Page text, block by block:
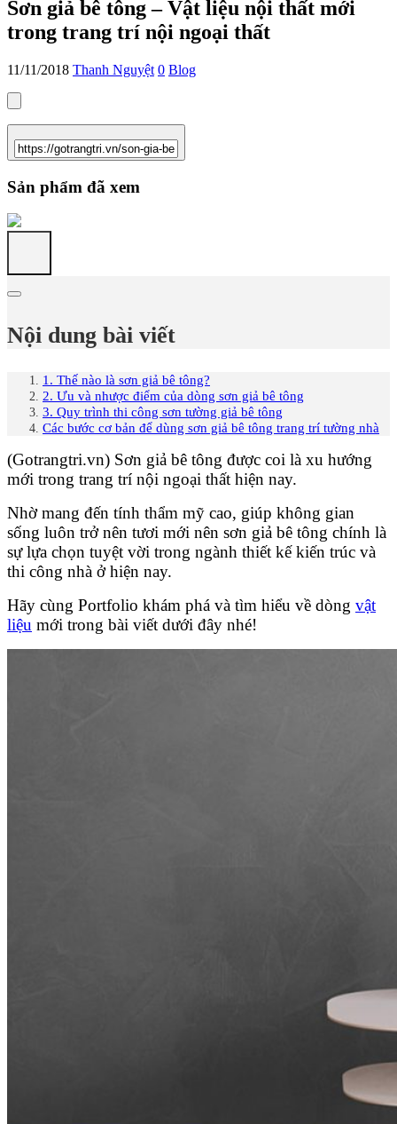
Sơn giả bê tông – Vật liệu nội thất mới
trong trang trí nội ngoại thất
11/11/2018 Thanh Nguyệt 0 Blog
Sản phẩm đã xem
Nội dung bài viết
1. Thế nào là sơn giả bê tông?
2. Ưu và nhược điểm của dòng sơn giả bê tông
3. Quy trình thi công sơn tường giả bê tông
Các bước cơ bản để dùng sơn giả bê tông trang trí tường nhà
(Gotrangtri.vn) Sơn giả bê tông được coi là xu hướng
mới trong trang trí nội ngoại thất hiện nay.
Nhờ mang đến tính thẩm mỹ cao, giúp không gian
sống luôn trở nên tươi mới nên sơn giả bê tông chính là
sự lựa chọn tuyệt vời trong ngành thiết kế kiến trúc và
thi công nhà ở hiện nay.
Hãy cùng Portfolio khám phá và tìm hiểu về dòng vật
liệu mới trong bài viết dưới đây nhé!